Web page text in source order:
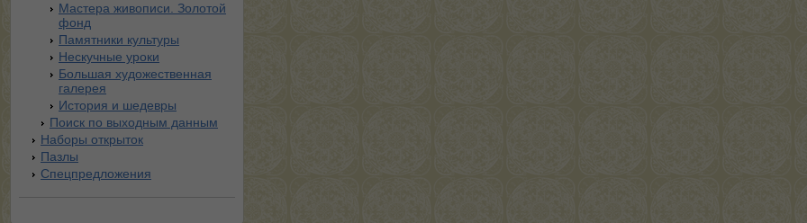
Мастера живописи. Золотой
фонд
Памятники культуры
Нескучные уроки
Большая художественная
галерея
История и шедевры
Поиск по выходным данным
Наборы открыток
Пазлы
Спецпредложения